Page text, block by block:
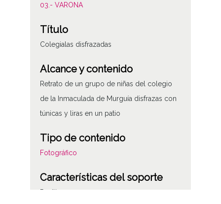
03.- VARONA
Título
Colegialas disfrazadas
Alcance y contenido
Retrato de un grupo de niñas del colegio
de la Inmaculada de Murguía disfrazas con
túnicas y liras en un patio
Tipo de contenido
Fotográfico
Características del soporte
Positivos